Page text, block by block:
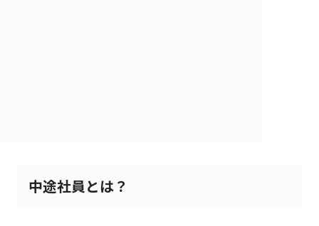
中途社員とは？